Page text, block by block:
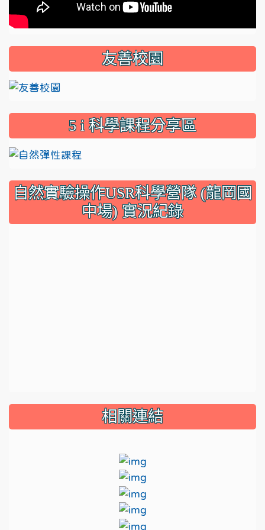
友善校園
5 i 科學課程分享區
自然實驗操作USR科學營隊 (龍岡國
中場) 實況紀錄
相關連結
link to https://
link to http://
link to http://
link to https://
link to https://
link to http://